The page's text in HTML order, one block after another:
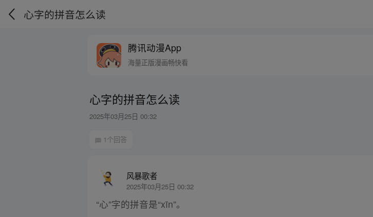
心字的拼音怎么读
腾讯动漫App
海量正版漫画畅快看
心字的拼音怎么读
2025年03月25日 00:32
1个回答
风暴歌者
2025年03月25日 00:32
“心”字的拼音是“xīn”。